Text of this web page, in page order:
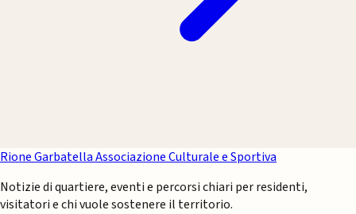
Rione GarbatellaAssociazione Culturale e Sportiva
Notizie di quartiere, eventi e percorsi chiari per residenti,
visitatori e chi vuole sostenere il territorio.